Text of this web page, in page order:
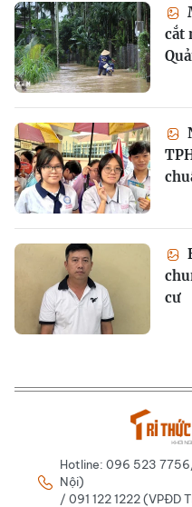
cắt
cư
Hotline: 096 523
Nội)
/ 091 122 1222 (VPĐD